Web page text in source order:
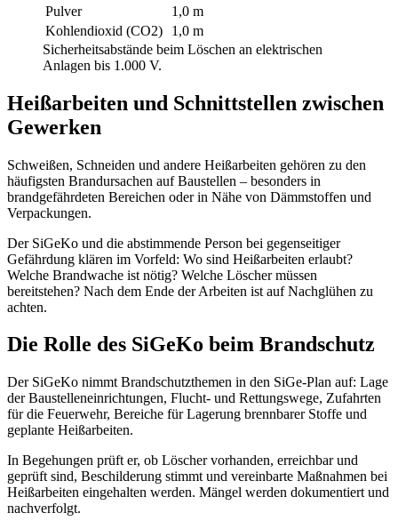
Pulver
1,0 m
Kohlendioxid (CO2)
1,0 m
Sicherheitsabstände beim Löschen an elektrischen
Anlagen bis 1.000 V.
Heißarbeiten und Schnittstellen zwischen
Gewerken
Schweißen, Schneiden und andere Heißarbeiten gehören zu den
häufigsten Brandursachen auf Baustellen – besonders in
brandgefährdeten Bereichen oder in Nähe von Dämmstoffen und
Verpackungen.
Der SiGeKo und die abstimmende Person bei gegenseitiger
Gefährdung klären im Vorfeld: Wo sind Heißarbeiten erlaubt?
Welche Brandwache ist nötig? Welche Löscher müssen
bereitstehen? Nach dem Ende der Arbeiten ist auf Nachglühen zu
achten.
Die Rolle des SiGeKo beim Brandschutz
Der SiGeKo nimmt Brandschutzthemen in den SiGe-Plan auf: Lage
der Baustelleneinrichtungen, Flucht- und Rettungswege, Zufahrten
für die Feuerwehr, Bereiche für Lagerung brennbarer Stoffe und
geplante Heißarbeiten.
In Begehungen prüft er, ob Löscher vorhanden, erreichbar und
geprüft sind, Beschilderung stimmt und vereinbarte Maßnahmen bei
Heißarbeiten eingehalten werden. Mängel werden dokumentiert und
nachverfolgt.